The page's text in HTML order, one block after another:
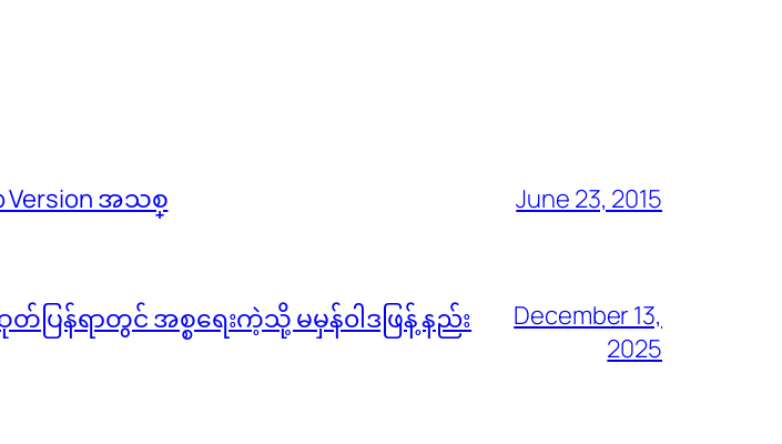
Version အသစ္ June 23, 2015
န်ရာတွင် အစ္စရေးကဲ့သို့ မမှန်၀ါဒဖြန့် နည်း
December 13,
2025